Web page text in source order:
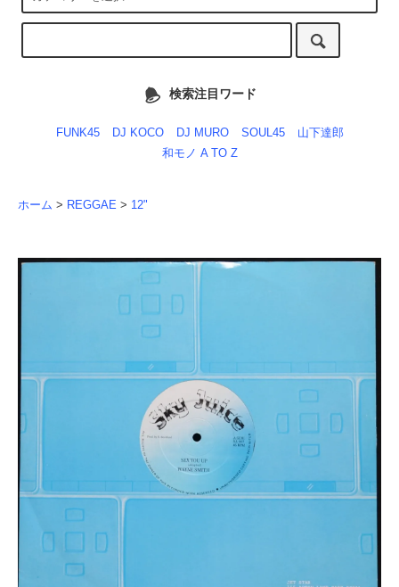
検索注目ワード
FUNK45 DJ KOCO DJ MURO SOUL45
山下達郎
和モノ A TO Z
ホーム > REGGAE > 12"